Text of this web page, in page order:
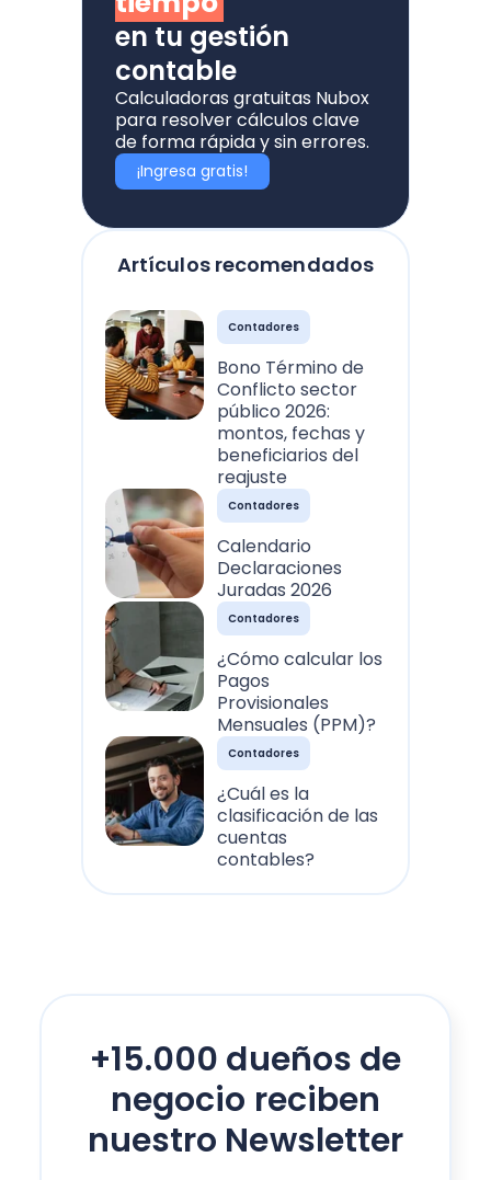
Artículos recomendados
Contadores
Bono Término de
Conflicto sector
público 2026:
montos, fechas y
beneficiarios del
reajuste
Contadores
Calendario
Declaraciones
Juradas 2026
Contadores
¿Cómo calcular los
Pagos
Provisionales
Mensuales (PPM)?
Contadores
¿Cuál es la
clasificación de las
cuentas
contables?
en tu gestión
contable
Calculadoras gratuitas Nubox
para resolver cálculos clave
de forma rápida y sin errores.
¡Ingresa gratis!
+15.000 dueños de
negocio reciben
nuestro Newsletter